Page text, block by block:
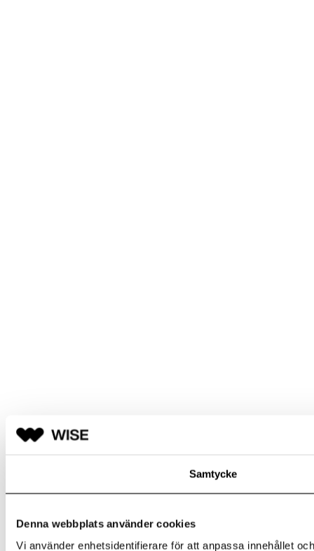
Samtycke
Denna webbplats använder cookies
Vi använder enhetsidentifierare för att anpassa innehållet